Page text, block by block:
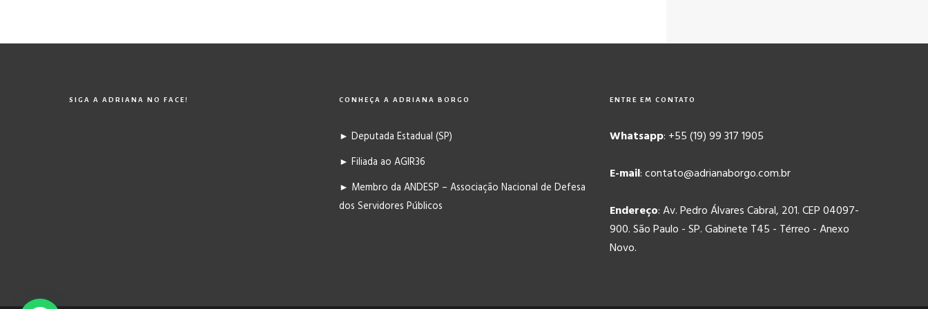
SIGA A ADRIANA NO FACE! CONHEÇA A ADRIANA BORGO
► Deputada Estadual (SP)
► Filiada ao AGIR36
► Membro da ANDESP – Associação Nacional de Defesa
dos Servidores Públicos
ENTRE EM CONTATO
Whatsapp: +55 (19) 99 317 1905
E-mail: contato@adrianaborgo.com.br
Endereço: Av. Pedro Álvares Cabral, 201. CEP 04097-
900. São Paulo - SP. Gabinete T45 - Térreo - Anexo
Novo.